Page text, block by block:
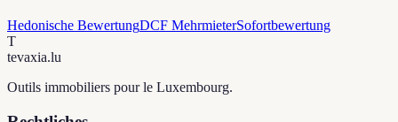
Hedonische BewertungDCF MehrmieterSofortbewertung
T
tevaxia.lu
Outils immobiliers pour le Luxembourg.